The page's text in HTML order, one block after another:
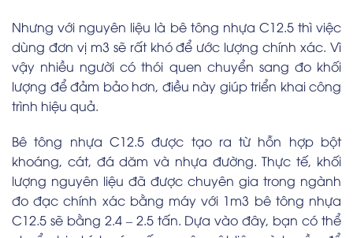
Nhưng với nguyên liệu là bê tông nhựa C12.5 thì việc
dùng đơn vị m3 sẽ rất khó để ước lượng chính xác. Vì
vậy nhiều người có thói quen chuyển sang đo khối
lượng để đảm bảo hơn, điều này giúp triển khai công
trình hiệu quả.
Bê tông nhựa C12.5 được tạo ra từ hỗn hợp bột
khoáng, cát, đá dăm và nhựa đường. Thực tế, khối
lượng nguyên liệu đã được chuyên gia trong ngành
đo đạc chính xác bằng máy với 1m3 bê tông nhựa
C12.5 sẽ bằng 2.4 – 2.5 tấn. Dựa vào đây, bạn có thể